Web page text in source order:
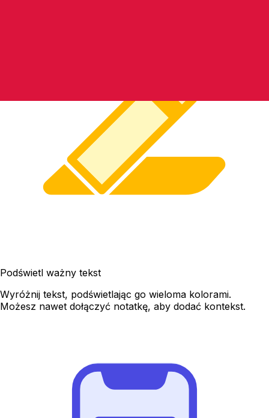
Podświetl ważny tekst
Wyróżnij tekst, podświetlając go wieloma kolorami.
Możesz nawet dołączyć notatkę, aby dodać kontekst.